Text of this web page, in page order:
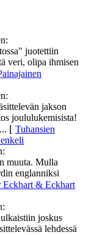
juotettiin
veri, olipa ihmisen
jakson
joululukemisista!
Tuhansien
muuta. Mulla
englanniksi
Eckhart & Eckhart
joskus
lehdessä